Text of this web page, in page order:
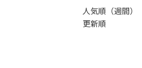
人気順（週間）
更新順